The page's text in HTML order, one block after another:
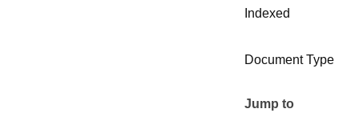
Indexed
Document Type
Jump to